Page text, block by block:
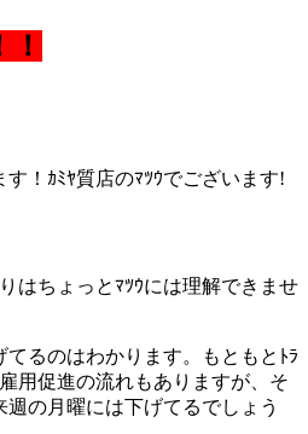
！ｶﾐﾔ質店のﾏﾂｳでございます!
はちょっとﾏﾂｳには理解できませ
るのはわかります。もともとﾄﾗ
用促進の流れもありますが、そ
の月曜には下げてるでしょう